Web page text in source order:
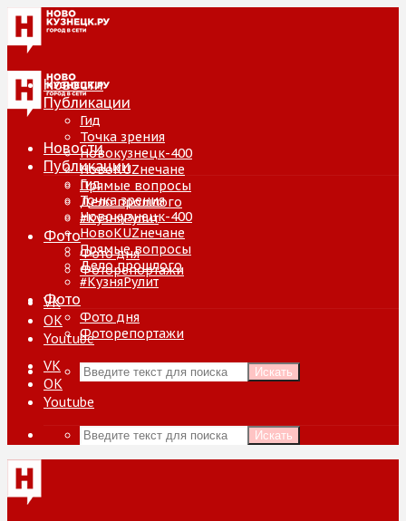
Новости
Публикации
Гид
Точка зрения
Новокузнецк-400
НовоKUZнечане
Прямые вопросы
Дело прошлого
#КузняРулит
Фото
Фото дня
Фоторепортажи
VK
ОК
Youtube
Искать
Новости
Публикации
Гид
Точка зрения
Новокузнецк-400
НовоKUZнечане
Прямые вопросы
Дело прошлого
#КузняРулит
Фото
Фото дня
Фоторепортажи
VK
ОК
Youtube
Искать